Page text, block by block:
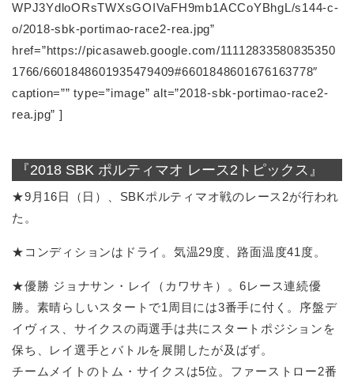
WPJ3YdloORsTWXsGOIVaFH9mb1ACCoYBhgL/s144-c-
o/2018-sbk-portimao-race2-rea.jpg”
href=”https://picasaweb.google.com/11112833580835350
1766/6601848601935479409#6601848601676163778″
caption=”” type=”image” alt=”2018-sbk-portimao-race2-
rea.jpg” ]
『2018 SBK ポルティマオ レース2トピックス』
★9月16日（日）、SBKポルティマオ戦のレース2が行われ
た。
★コンディションはドライ。気温29度、路面温度41度。
★優勝 ジョナサン・レイ（カワサキ）。6レース連続優
勝。素晴らしいスタートで1周目には3番手に付く。序盤デ
イヴィス、サイクスの両選手は共にスタートポジションを
保ち、レイ選手とバトルを展開したが及ばず。
チームメイトのトム・サイクスは5位。ファーストロー2番